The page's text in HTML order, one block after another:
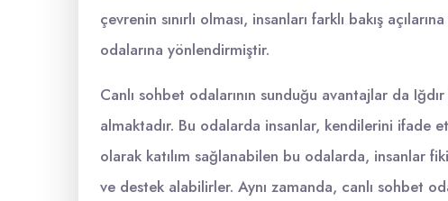
çevrenin sınırlı olması, insanları farklı bakış
odalarına yönlendirmiştir.
Canlı sohbet odalarının sunduğu avantajlar da
almaktadır. Bu odalarda insanlar, kendilerini ifade
olarak katılım sağlanabilen bu odalarda, insanlar
ve destek alabilirler. Aynı zamanda, canlı sohbet